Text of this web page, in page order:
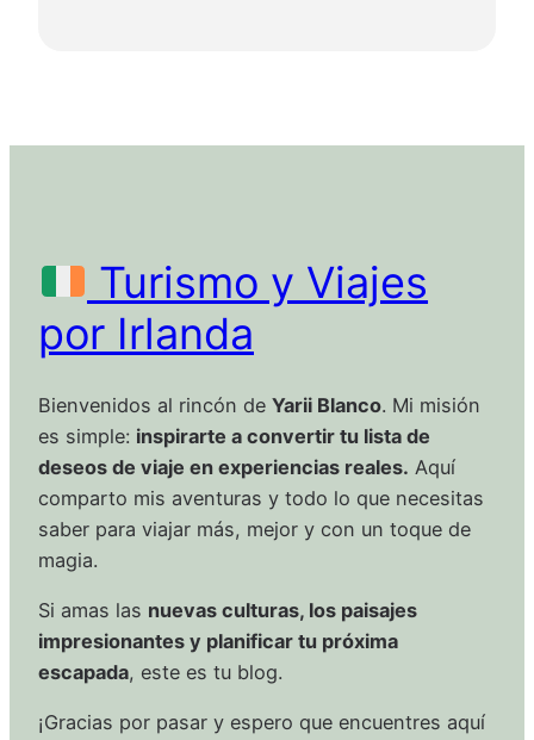
Turismo y Viajes
por Irlanda
Bienvenidos al rincón de Yarii Blanco. Mi misión
es simple: inspirarte a convertir tu lista de
deseos de viaje en experiencias reales. Aquí
comparto mis aventuras y todo lo que necesitas
saber para viajar más, mejor y con un toque de
magia.
Si amas las nuevas culturas, los paisajes
impresionantes y planificar tu próxima
escapada, este es tu blog.
¡Gracias por pasar y espero que encuentres aquí